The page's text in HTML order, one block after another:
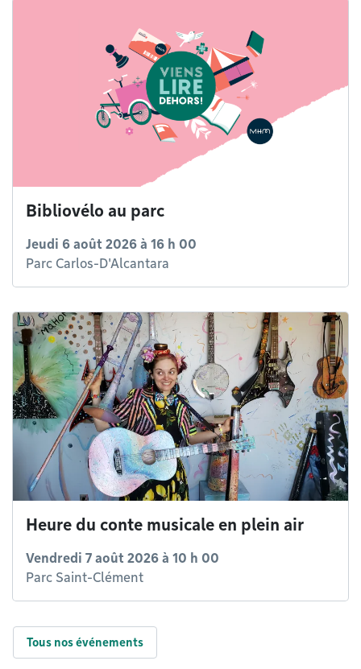
Bibliovélo au parc
Jeudi 6 août 2026 à 16 h 00
Parc Carlos-D'Alcantara
Heure du conte musicale en plein air
Vendredi 7 août 2026 à 10 h 00
Parc Saint-Clément
Tous nos événements